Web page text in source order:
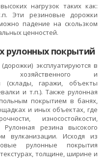
нагрузок таких как:
Эти резиновые дорожки
падение на скользком
ценностей.
рулонных покрытий
эксплуатируются в
хозяйственного и
(склады, гаражи, объекты
и т.п.). Также рулонная
покрытием в банях,
и иных объектах, где
износостойкости,
Рулонная резина высокого
вулканизации. Исходя из
рулонные покрытия
толщине, ширине и